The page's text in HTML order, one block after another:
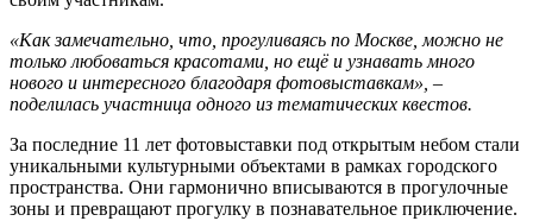
«Как замечательно, что, прогуливаясь по Москве, можно не
только любоваться красотами, но ещё и узнавать много
нового и интересного благодаря фотовыставкам», –
поделилась участница одного из тематических квестов.
За последние 11 лет фотовыставки под открытым небом стали
уникальными культурными объектами в рамках городского
пространства. Они гармонично вписываются в прогулочные
зоны и превращают прогулку в познавательное приключение.